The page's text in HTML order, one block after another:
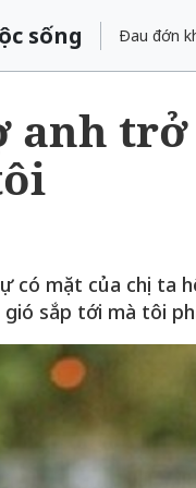
sống Đau đớn
trở
mặt của chị ta
sắp tới mà tôi
Biên - Giữ một